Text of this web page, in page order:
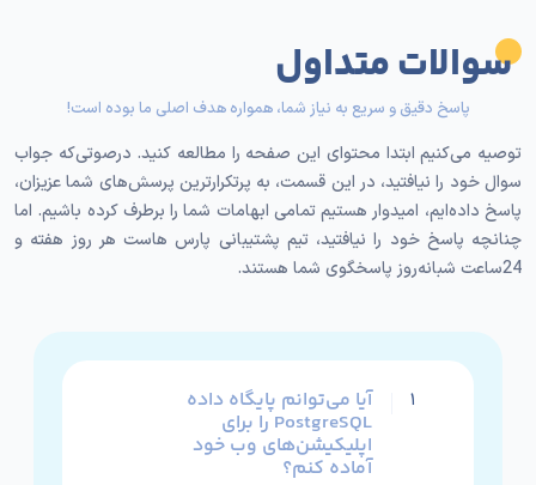
سوالات متداول
پاسخ دقیق و سریع به نیاز شما، همواره هدف اصلی ما بوده است!
توصیه می‌کنیم ابتدا محتوای این صفحه را مطالعه کنید. درصوتی‌که جواب
سوال خود را نیافتید، در این قسمت، به پرتکرارترین پرسش‌های شما عزیزان،
پاسخ داده‌ایم، امیدوار هستیم تمامی ابهامات شما را برطرف کرده باشیم. اما
چنانچه پاسخ خود را نیافتید، تیم پشتیبانی پارس هاست هر روز هفته و
24ساعت شبانه‌روز پاسخگوی شما هستند.
۱ آیا می‌توانم پایگاه داده
PostgreSQL را برای
اپلیکیشن‌های وب خود
آماده کنم؟